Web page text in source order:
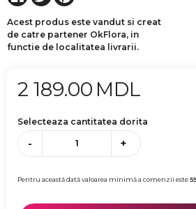
Acest produs este vandut si creat
de catre partener OkFlora, in
functie de localitatea livrarii.
2 189.00 MDL
Selecteaza cantitatea dorita
- +
Pentru această dată valoarea minimă a comenzii este